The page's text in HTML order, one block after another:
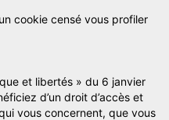
cookie censé vous profiler
et libertés » du 6 janvier
d’un droit d’accès et
vous concernent, que vous